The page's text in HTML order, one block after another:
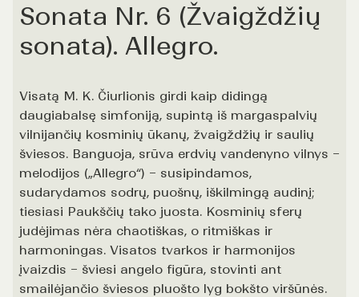
Sonata Nr. 6 (Žvaigždžių
sonata). Allegro.
Visatą M. K. Čiurlionis girdi kaip didingą
daugiabalsę simfoniją, supintą iš margaspalvių
vilnijančių kosminių ūkanų, žvaigždžių ir saulių
šviesos. Banguoja, srūva erdvių vandenyno vilnys –
melodijos („Allegro“) – susipindamos,
sudarydamos sodrų, puošnų, iškilmingą audinį;
tiesiasi Paukščių tako juosta. Kosminių sferų
judėjimas nėra chaotiškas, o ritmiškas ir
harmoningas. Visatos tvarkos ir harmonijos
įvaizdis – šviesi angelo figūra, stovinti ant
smailėjančio šviesos pluošto lyg bokšto viršūnės.